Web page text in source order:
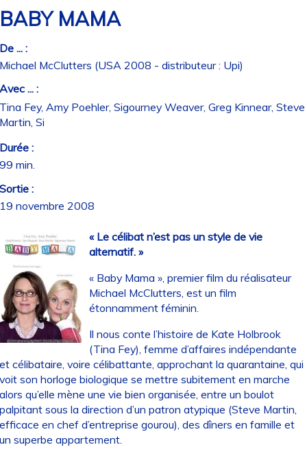
MAMA
... :
McClutters (USA 2008 - distributeur : Upi)
... :
Fey, Amy Poehler, Sigourney Weaver, Greg Kinnear, Steve
Si
:
min.
:
novembre 2008
« Le célibat n’est pas un style de vie
alternatif. »
« Baby Mama », premier film du réalisateur
Michael McClutters, est un film
étonnamment féminin.
Il nous conte l’histoire de Kate Holbrook
(Tina Fey), femme d’affaires indépendante
célibataire, voire célibattante, approchant la quarantaine, qui
son horloge biologique se mettre subitement en marche
qu’elle mène une vie bien organisée, entre un boulot
sous la direction d’un patron atypique (Steve Martin,
en chef d’entreprise gourou), des dîners en famille et
superbe appartement.